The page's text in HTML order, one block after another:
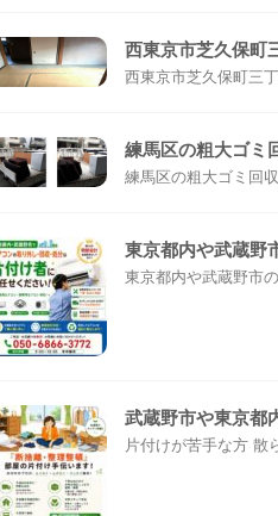
西東京市芝久保町
西東京市芝久保町三
練馬区の粗大ゴミ
練馬区の粗大ゴミ回
東京都内や武蔵野
東京都内や武蔵野市
武蔵野市や東京都
片付けが苦手な方 散